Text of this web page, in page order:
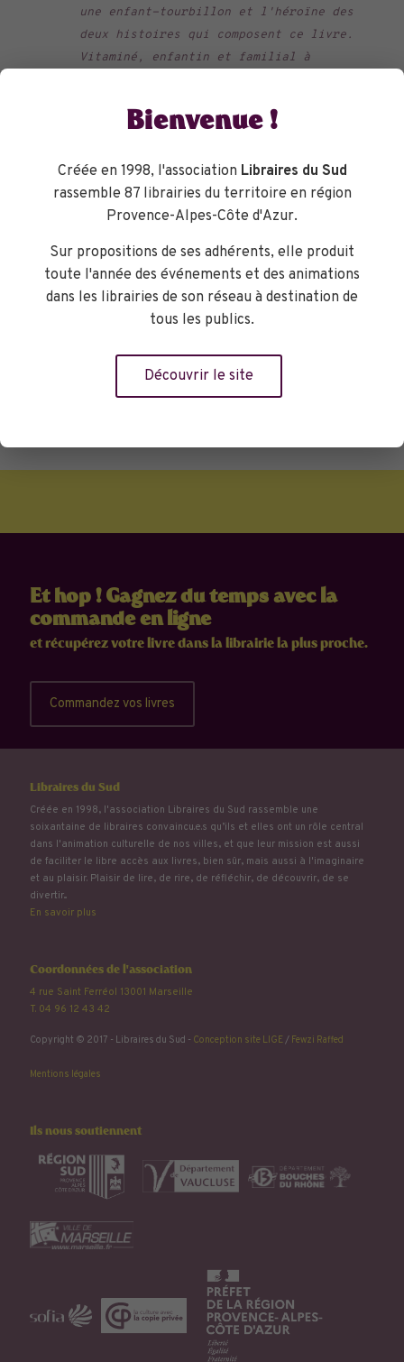
une enfant-tourbillon et l'héroïne des
deux histoires qui composent ce livre.
Vitaminé, enfantin et familial à
il se lit seul dès 6-7 et comme Polka
autour pourra en profiter aussi wink...
vive Polka et sa bonne humeur
contagieuse! Gaëlle, la libraire
Librairie Maupetit
Et hop ! Gagnez du temps avec la
commande en ligne
et récupérez votre livre dans la librairie la plus proche.
Commandez vos livres
Libraires du Sud
Créée en 1998, l'association Libraires du Sud rassemble une
soixantaine de libraires convaincu.e.s qu’ils et elles ont un rôle central
dans l'animation culturelle de nos villes, et que leur mission est aussi
de faciliter le libre accès aux livres, bien sûr, mais aussi à l'imaginaire
et au plaisir. Plaisir de lire, de rire, de réfléchir, de découvrir, de se
divertir...
En savoir plus
Coordonnées de l'association
4 rue Saint Ferréol 13001 Marseille
T. 04 96 12 43 42
Copyright © 2017 - Libraires du Sud - Conception site LIGE/ Fewzi Raffed
Mentions légales
Ils nous soutiennent
Bienvenue !
Créée en 1998, l'association Libraires du Sud
rassemble 87 librairies du territoire en région
Provence-Alpes-Côte d'Azur.
Sur propositions de ses adhérents, elle produit
toute l'année des événements et des animations
dans les librairies de son réseau à destination de
tous les publics.
Découvrir le site